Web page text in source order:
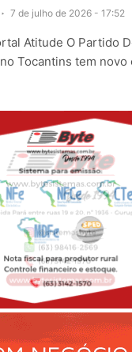
7 de julho de 2026 - 17:52
Atitude O Partido
Tocantins tem